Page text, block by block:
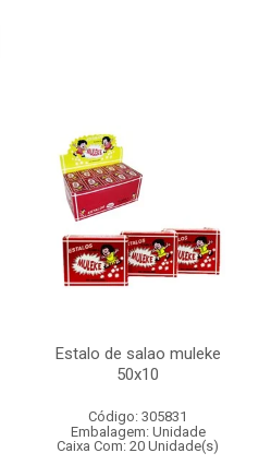
Estalo de salao muleke
50x10
Código: 305831
Embalagem: Unidade
Caixa Com: 20 Unidade(s)